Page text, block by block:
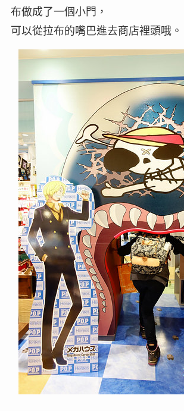
布做成了一個小門，
可以從拉布的嘴巴進去商店裡頭哦。